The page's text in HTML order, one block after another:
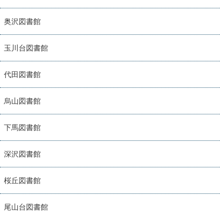
奥沢図書館
玉川台図書館
代田図書館
烏山図書館
下馬図書館
深沢図書館
桜丘図書館
尾山台図書館